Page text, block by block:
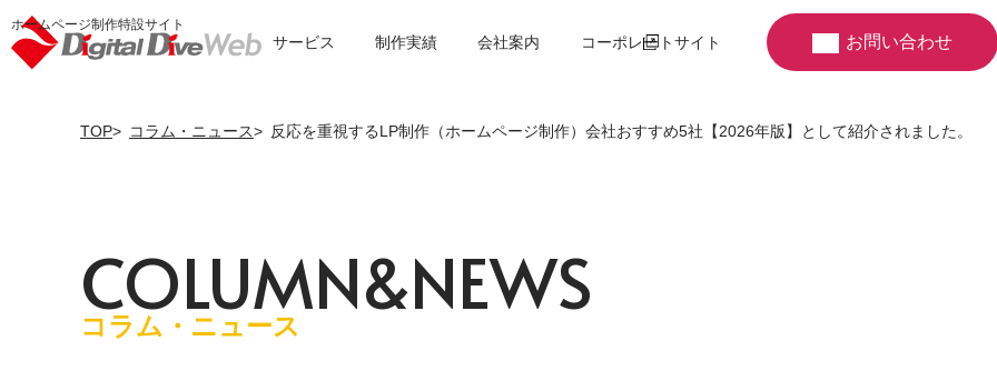
ホームページ制作特設サイト
サービス 制作実績 会社案内 コーポレートサイト お問い合わせ
TOP コラム・ニュース 反応を重視するLP制作（ホームページ制作）会社おすすめ5社【2026年版】として紹介されました。
COLUMN&NEWS
コラム・ニュース